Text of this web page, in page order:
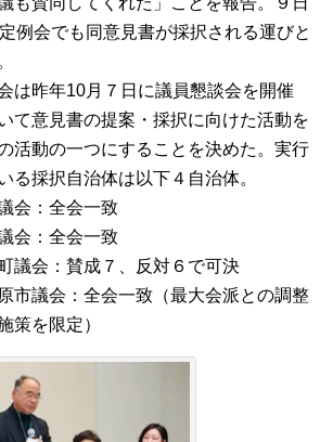
例会でも同意見書が採択される運びと
は昨年10月７日に議員懇談会を開催
て意見書の提案・採択に向けた活動を
活動の一つにすることを決めた。実行
る採択自治体は以下４自治体。
会：全会一致
会：全会一致
会：賛成７、反対６で可決
議会：全会一致（最大会派との調整
策を限定）